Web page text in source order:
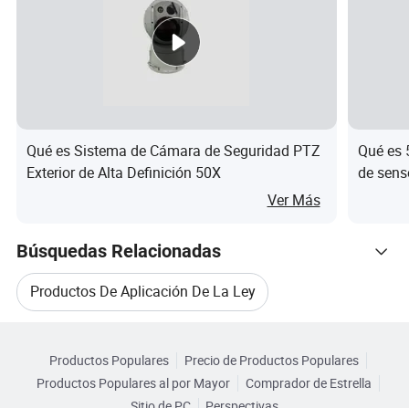
mode
Focus
Photo file
format
JPEG
Resolution
1080P/720P
Sub-Stream(video trans):
Frame rate
30fps/25fps/20fps/15fps
/10fps/5
Qué es Sistema de Cámara de Seguridad PTZ
Exterior de Alta Definición 50X
Ver Más
Qué es
de
Búsquedas Relacionadas
Productos De Aplicación De La Ley
Cuerpo De Protección De La Ley
Navegar por Categorías
Productos Populares
Precio de Productos Populares
Productos Populares al por Mayor
Comprador de Estrella